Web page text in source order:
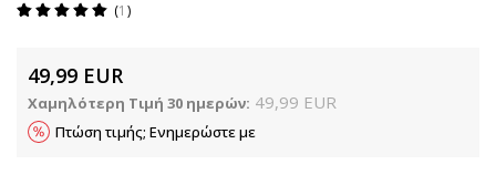
1
49,99 EUR
Χαμηλότερη Τιμή 30 ημερών: 49,99 EUR
Πτώση τιμής; Ενημερώστε με